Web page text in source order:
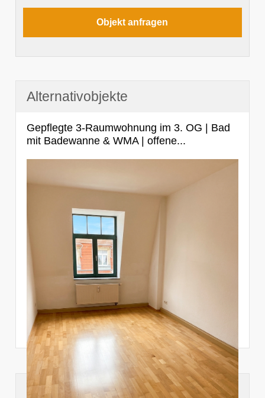
Alternativobjekte
Gepflegte 3-Raumwohnung im 3. OG | Bad
mit Badewanne & WMA | offene...
Suchhistorie